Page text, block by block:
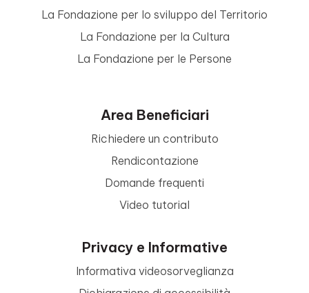
La Fondazione per lo sviluppo del Territorio
La Fondazione per la Cultura
La Fondazione per le Persone
Area Beneficiari
Richiedere un contributo
Rendicontazione
Domande frequenti
Video tutorial
Privacy e Informative
Informativa videosorveglianza